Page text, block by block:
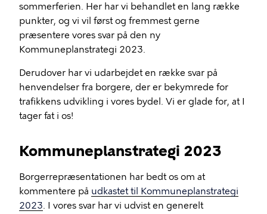
sommerferien. Her har vi behandlet en lang række
punkter, og vi vil først og fremmest gerne
præsentere vores svar på den ny
Kommuneplanstrategi 2023.
Derudover har vi udarbejdet en række svar på
henvendelser fra borgere, der er bekymrede for
trafikkens udvikling i vores bydel. Vi er glade for, at I
tager fat i os!
Kommuneplanstrategi 2023
Borgerrepræsentationen har bedt os om at
kommentere på udkastet til Kommuneplanstrategi
2023. I vores svar har vi udvist en generelt